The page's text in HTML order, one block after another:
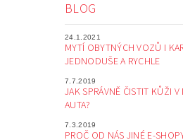
BLOG
24.1.2021
MYTÍ OBYTNÝCH VOZŮ I
JEDNODUŠE A RYCHLE
7.7.2019
JAK SPRÁVNĚ ČISTIT KŮŽI V
AUTA?
7.3.2019
PROČ OD NÁS JINÉ E-